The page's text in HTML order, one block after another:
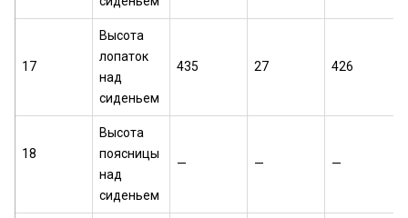
17
Высота
лопаток
над
сиденьем
435 27 426
18
Высота
поясницы
над
сиденьем
— — —